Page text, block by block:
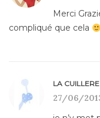
Merci
compliqué que cela
LA
27/06/